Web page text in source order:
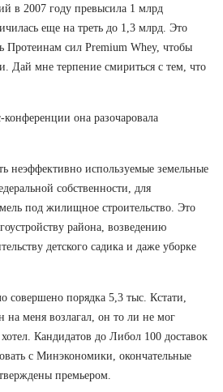
в 2007 году превысила 1 млрд
еще на треть до 1,3 млрд. Это
Протеинам сил Premium Whey, чтобы
Дай мне терпение смириться с тем, что
она разочаровала
неэффективно используемые земельные
собственности, для
под жилищное строительство. Это
района, возведению
детского садика и даже уборке
совершено порядка 5,3 тыс. Кстати,
на меня возлагал, он то ли не мог
Кандидатов до Либол 100 доставок
с Минэкономики, окончательные
премьером.